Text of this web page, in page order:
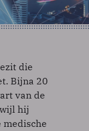
die
Bijna 20
van de
hij